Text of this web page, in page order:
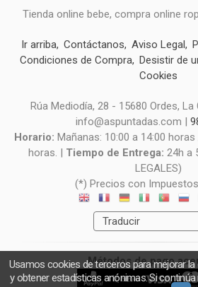
Tienda online bebe, compra online
Ir arriba Contáctanos Aviso Legal
Condiciones de Compra Desistir de
Cookies
Rúa Mediodía, 28 - 15680 Ordes,
info@aspuntadas.com |
Horario: Mañanas: 10:00 a 14:00
horas. | Tiempo de Entrega: 24h a
LEGALES)
(*) Precios con
Métodos de pago
Usamos cookies de terceros para mejorar la
y obtener estadísticas anónimas. Si